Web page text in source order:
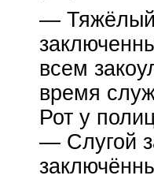
— Тяжёлый
всем
время
Рот у
— Слугой